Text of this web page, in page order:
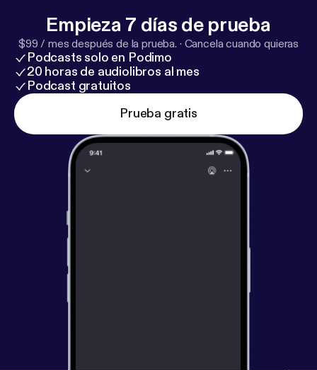
Empieza 7 días de prueba
$99 / mes después de la prueba. · Cancela cuando quieras
Podcasts solo en Podimo
20 horas de audiolibros al mes
Podcast gratuitos
Prueba gratis